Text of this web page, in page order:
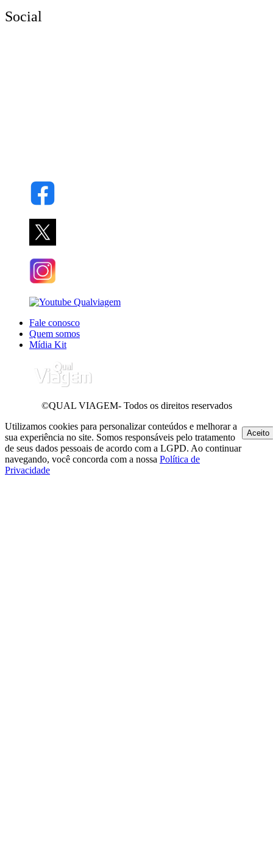
Social
Fale conosco
Quem somos
Mídia Kit
©QUAL VIAGEM- Todos os direitos reservados
Utilizamos cookies para personalizar conteúdos e melhorar a
sua experiência no site. Somos responsáveis pelo tratamento
de seus dados pessoais de acordo com a LGPD. Ao continuar
navegando, você concorda com a nossa Política de
Privacidade
Aceito